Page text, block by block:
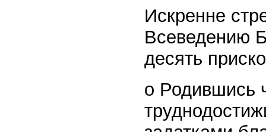
Искренне
Всеведению
десять
o Родившись